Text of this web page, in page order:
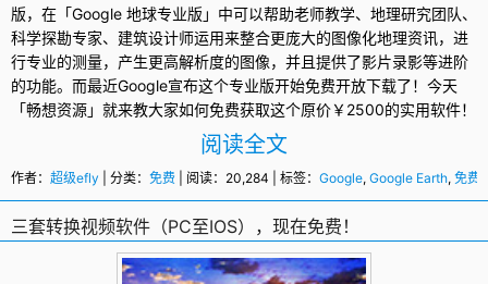
版，在「Google 地球专业版」中可以帮助老师教学、地理研究团队、
科学探勘专家、建筑设计师运用来整合更庞大的图像化地理资讯，进
行专业的测量，产生更高解析度的图像，并且提供了影片录影等进阶
的功能。而最近Google宣布这个专业版开始免费开放下载了！今天
「畅想资源」就来教大家如何免费获取这个原价￥2500的实用软件！
阅读全文
作者： 超级efly | 分类： 免费 | 阅读：20,284 | 标签： Google, Google Earth, 免费
三套转换视频软件（PC至IOS），现在免费！